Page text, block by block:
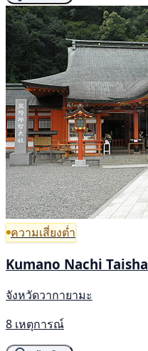
ความเสี่ยงต่ำ
Kumano Nachi Taisha
จังหวัดวากายามะ
8 เหตุการณ์